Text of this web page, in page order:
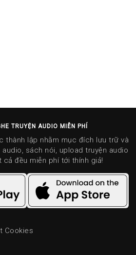
TRUYỆN AUDIO MIỄN PHÍ
thành lập nhằm mục đích lưu trữ và
sách nói, upload truyện audio
cả đều miễn phí tới thính giả!
Cookies